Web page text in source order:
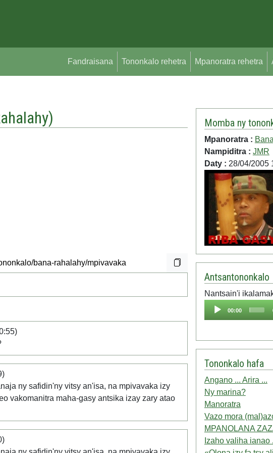
Fandraisana Tononkalo rehetra Mpanoratra rehetra
)
ny safidin'ny vitsy an'isa, na mpivavaka izy
vakomanitra maha-gasy antsika izay zary atao
Momba ny
Mpanoratra :
Nampiditra : JMR
Daty : 28/04/2005
Antsantononkalo
Nantsain'i
Audio
00:00
Tononkalo hafa
Angano ... Arira ...
Ny marina?
Manoratra
Vazo mora
MPANOLANA
Izaho valiha ianao